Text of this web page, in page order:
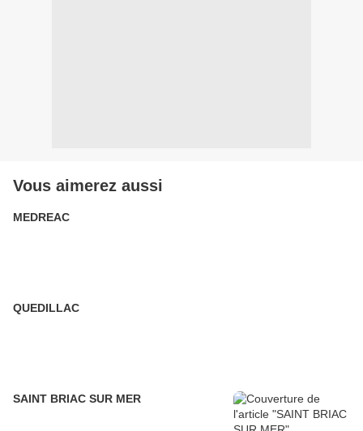
Vous aimerez aussi
MEDREAC
QUEDILLAC
SAINT BRIAC SUR MER